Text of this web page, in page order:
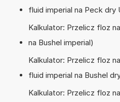
fluid imperial na Peck dry
Kalkulator: Przelicz floz
na Bushel imperial)
Kalkulator: Przelicz floz
fluid imperial na Bushel
Kalkulator: Przelicz floz